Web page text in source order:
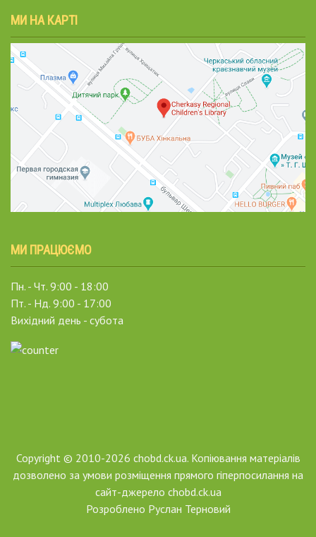
МИ НА КАРТІ
МИ ПРАЦЮЄМО
Пн. - Чт. 9:00 - 18:00
Пт. - Нд. 9:00 - 17:00
Вихідний день - субота
Copyright © 2010-2026 chobd.ck.ua. Копіювання матеріалів
дозволено за умови розміщення прямого гіперпосилання на
сайт-джерело chobd.ck.ua
Розроблено Руслан Терновий